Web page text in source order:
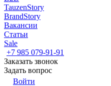
TauzenStory
BrandStory
Вакансии
Статьи
Sale
+7 985 079-91-91
Заказать звонок
Задать вопрос
Войти